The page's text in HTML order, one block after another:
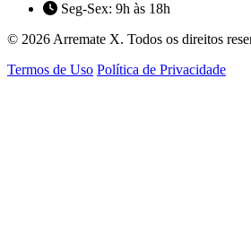
Seg-Sex: 9h às 18h
© 2026 Arremate X. Todos os direitos
Termos de Uso Política de Privacidade